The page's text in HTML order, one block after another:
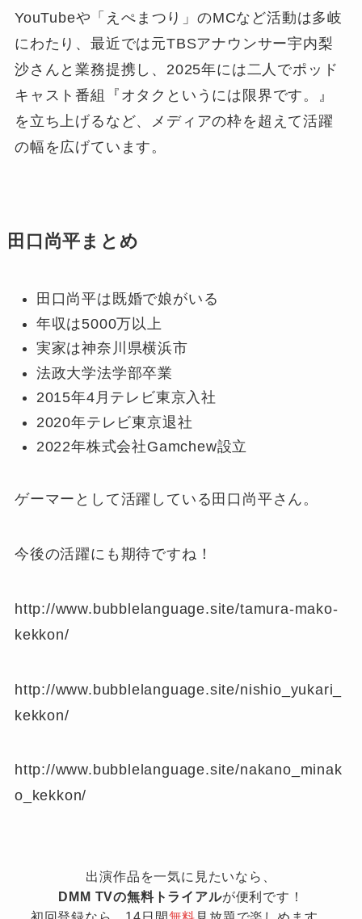
YouTubeや「えぺまつり」のMCなど活動は多岐
にわたり、最近では元TBSアナウンサー宇内梨
沙さんと業務提携し、2025年には二人でポッド
キャスト番組『オタクというには限界です。』
を立ち上げるなど、メディアの枠を超えて活躍
の幅を広げています。
田口尚平まとめ
田口尚平は既婚で娘がいる
年収は5000万以上
実家は神奈川県横浜市
法政大学法学部卒業
2015年4月テレビ東京入社
2020年テレビ東京退社
2022年株式会社Gamchew設立
ゲーマーとして活躍している田口尚平さん。
今後の活躍にも期待ですね！
http://www.bubblelanguage.site/tamura-mako-
kekkon/
http://www.bubblelanguage.site/nishio_yukari_
kekkon/
http://www.bubblelanguage.site/nakano_minak
o_kekkon/
出演作品を一気に見たいなら、
DMM TVの無料トライアルが便利です！